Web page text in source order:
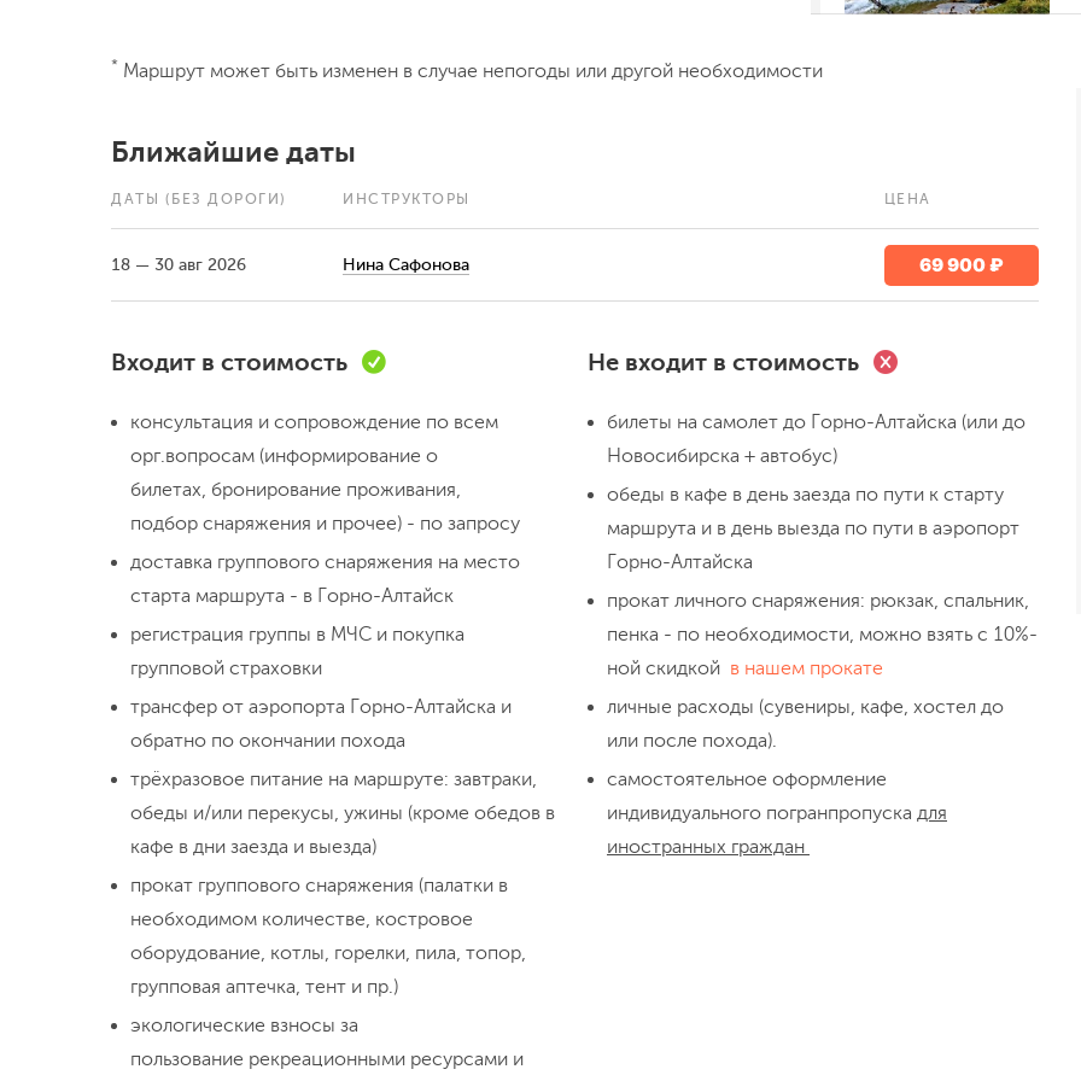
День 3
Переход ручей
День 4
Переход река
* Маршрут может быть изменен в случае непогоды или другой необходимости
Ближайшие даты
ДАТЫ (БЕЗ ДОРОГИ) ИНСТРУКТОРЫ ЦЕНА
18 — 30 авг 2026 Нина Сафонова 69 900 ₽
Входит в стоимость
консультация и сопровождение по всем
орг.вопросам (информирование о
билетах, бронирование проживания,
подбор снаряжения и прочее) - по запросу
доставка группового снаряжения на место
старта маршрута - в Горно-Алтайск
регистрация группы в МЧС и покупка
групповой страховки
трансфер от аэропорта Горно-Алтайска и
обратно по окончании похода
трёхразовое питание на маршруте: завтраки,
обеды и/или перекусы, ужины (кроме обедов в
кафе в дни заезда и выезда)
прокат группового снаряжения (палатки в
необходимом количестве, костровое
оборудование, котлы, горелки, пила, топор,
групповая аптечка, тент и пр.)
экологические взносы за
пользование рекреационными ресурсами и
Не входит в стоимость
билеты на самолет до Горно-Алтайска (или до
Новосибирска + автобус)
обеды в кафе в день заезда по пути к старту
маршрута и в день выезда по пути в аэропорт
Горно-Алтайска
прокат личного снаряжения: рюкзак, спальник,
пенка - по необходимости, можно взять с 10%-
ной скидкой в нашем прокате
личные расходы (сувениры, кафе, хостел до
или после похода).
самостоятельное оформление
индивидуального погранпропуска для
иностранных граждан